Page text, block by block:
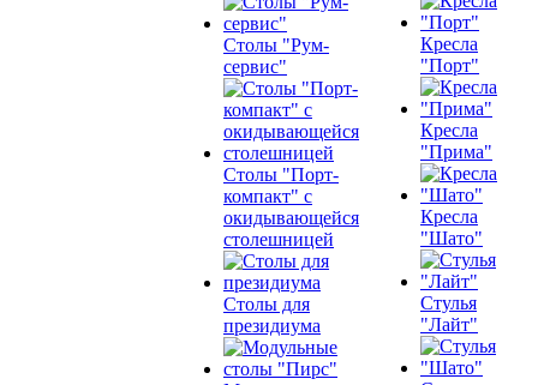
Столы "Рум-
сервис"
Столы "Порт-
компакт" с
окидывающейся
столешницей
Столы для
президиума
Кресла
"Порт"
Кресла
"Прима"
Кресла
"Шато"
Стулья
"Лайт"